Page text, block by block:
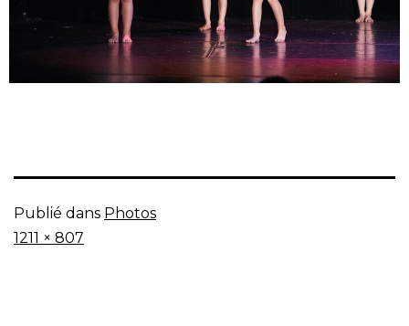
Publié dans Photos
Taille
1211 × 807